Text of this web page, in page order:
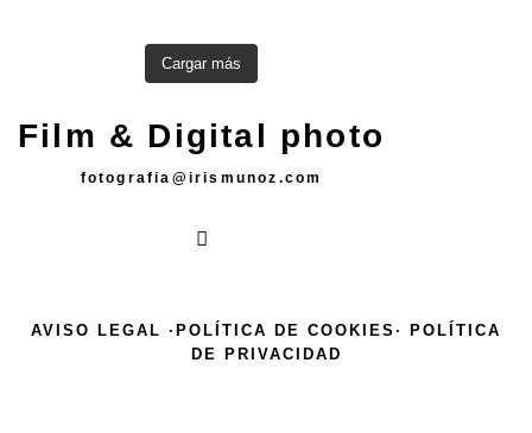
Cargar más
Film & Digital photo
fotografia@irismunoz.com
AVISO LEGAL · POLÍTICA DE COOKIES·
POLÍTICA
DE PRIVACIDAD